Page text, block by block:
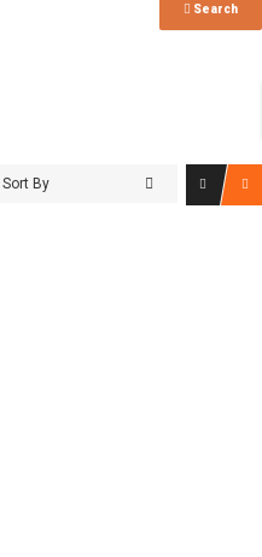
Search
Sort By